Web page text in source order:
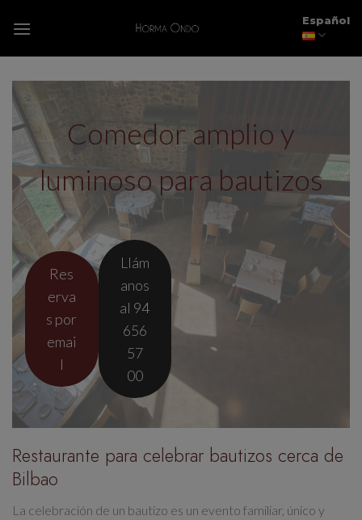
Español
Comedor amplio y
luminoso para bautizos
Res
erva
s por
emai
l
Llám
anos
al 94
656
57
00
Restaurante para celebrar bautizos cerca de
Bilbao
La celebración de un bautizo es un evento familiar, único y